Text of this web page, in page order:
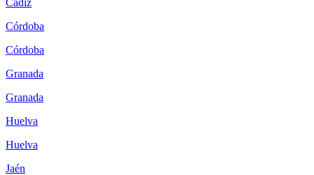
Córdoba
Córdoba
Granada
Granada
Huelva
Huelva
Jaén